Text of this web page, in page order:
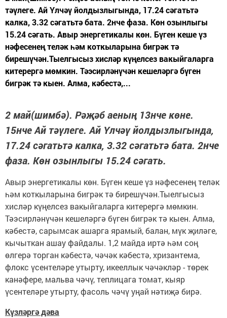
тәүлеге. Ай Үлчәү йолдызлыгында, 17.24 сәгатьтә
калка, 3.32 сәгатьтә бата. 2нче фаза. Көн озынлыгы
15.24 сәгать. Авыр энергетикалы көн. Бүген кеше үз
нәфесенең теләк һәм коткыларына бигрәк тә
бирешүчән.Тыелгысыз хисләр күңелсез вакыйгаларга
китерергә мөмкин. Тәэсирләнүчән кешеләргә бүген
бигрәк тә кыен. Алма, кәбестә,...
2 май(шимбә). Рәҗәб аеның 13нче көне.
15нче Ай тәүлеге. Ай Үлчәү йолдызлыгында,
17.24 сәгатьтә калка, 3.32 сәгатьтә бата. 2нче
фаза. Көн озынлыгы 15.24 сәгать.
Авыр энергетикалы көн. Бүген кеше үз нәфесенең теләк
һәм коткыларына бигрәк тә бирешүчән.Тыелгысыз
хисләр күңелсез вакыйгаларга китерергә мөмкин.
Тәэсирләнүчән кешеләргә бүген бигрәк тә кыен. Алма,
кәбестә, сарымсак ашарга ярамый, балан, мүк җиләге,
кычыткан ашау файдалы. 1,2 майда иртә һәм соң
өлгерә торган кәбестә, чәчәк кәбестә, хризантема,
флокс үсентеләре утырту, икееллык чәчәкләр - төрек
канәфере, мальва чәчү, теплицага томат, кыяр
үсентеләре утырту, фасоль чәчү уңай нәтиҗә бирә.
Күзләргә дәва